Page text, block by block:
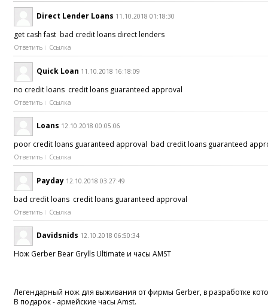
Direct Lender Loans 11.10.2018 01:18:30
get cash fast bad credit loans direct lenders
Ответить Ссылка
Quick Loan 11.10.2018 16:18:09
no credit loans credit loans guaranteed approval
Ответить Ссылка
Loans 12.10.2018 00:05:06
poor credit loans guaranteed approval bad credit loans guaranteed
Ответить Ссылка
Payday 12.10.2018 03:27:49
bad credit loans credit loans guaranteed approval
Ответить Ссылка
Davidsnids 12.10.2018 06:50:34
Нож Gerber Bear Grylls Ultimate и часы AMST
Легендарный нож для выживания от фирмы Gerber, в разработке
В подарок - армейские часы Amst.